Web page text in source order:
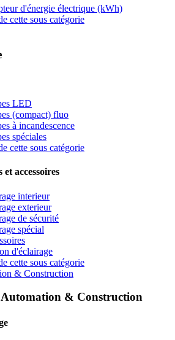
d'énergie électrique (kWh)
cette sous catégorie
LED
(compact) fluo
à incandescence
spéciales
cette sous catégorie
accessoires
interieur
exterieur
de sécurité
spécial
d'éclairage
cette sous catégorie
& Construction
& Construction